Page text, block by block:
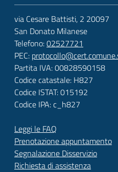
via Cesare Battisti, 2 20097
San Donato Milanese
Telefono:02527721
PEC:
Partita IVA: 00828590158
Codice catastale: H827
Codice ISTAT: 015192
Codice IPA: c_h827
Leggi le FAQ
Prenotazione appuntamento
Segnalazione Disservizio
Richiesta di assistenza